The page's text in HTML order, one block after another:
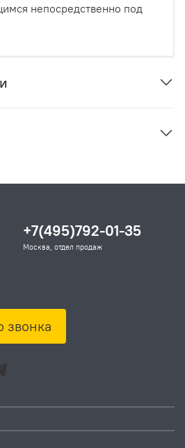
непосредственно под
+7(495)792-01-35
Москва, отдел продаж
звонка